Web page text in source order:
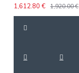
1,612.80 € 1,920.00 €